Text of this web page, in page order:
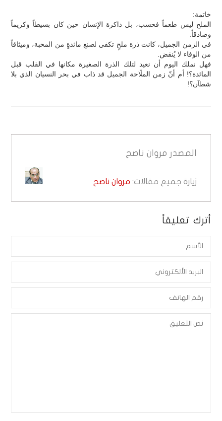
خاتمة:
الملح ليس طعماً فحسب، بل ذاكرة الإنسان حين كان بسيطاً وكريماً
وصادقاً.
في الزمن الجميل، كانت ذرة ملحٍ تكفي لصنع مائدةٍ من المحبة، وميثاقاً
من الوفاء لا يُنقض.
فهل نملك اليوم أن نعيد لتلك الذرة الصغيرة مكانها في القلب قبل
المائدة؟! أم أنّ زمن الملّاحة الجميل قد ذاب في بحر النسيان الذي بلا
شطآن؟!
المصدر مروان ناصح
زيارة جميع مقالات: مروان ناصح
أترك تعليقاً